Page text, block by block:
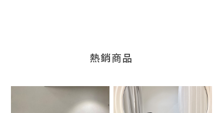
熱銷商品